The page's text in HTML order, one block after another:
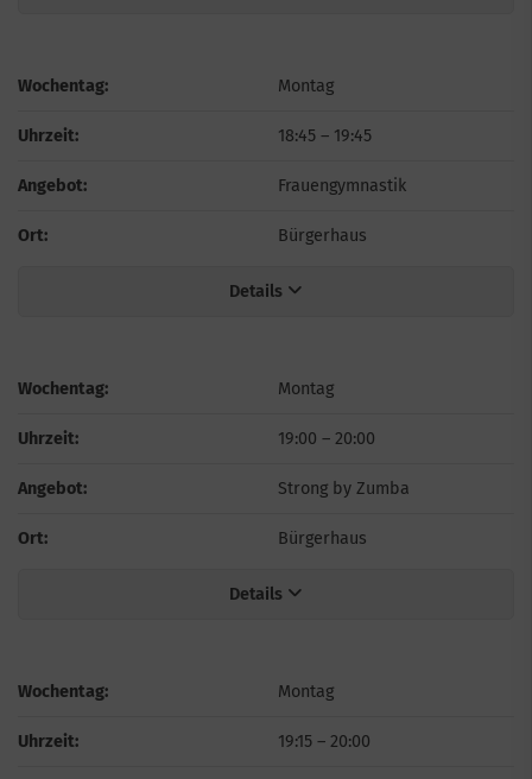
Wochentag: Montag
Uhrzeit: 18:45 – 19:45
Angebot: Frauengymnastik
Ort: Bürgerhaus
Details
Wochentag: Montag
Uhrzeit: 19:00 – 20:00
Angebot: Strong by Zumba
Ort: Bürgerhaus
Details
Wochentag: Montag
Uhrzeit: 19:15 – 20:00